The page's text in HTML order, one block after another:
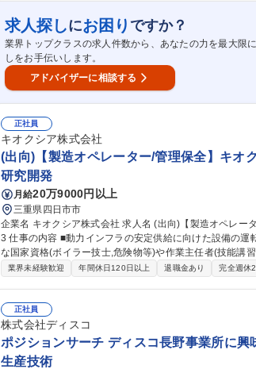
と伴走指導を実施。 ■ 監視・情報共有：モニタリングで
進。 募集職種 K2654横浜【サプライヤー品質管理・監
求人探しにお困り ですか？
業界トップクラスの求人件数から、あなたの力を最大限
しをお手伝いします。
アドバイザーに相談する
正社員
キオクシア株式会社
(出向)【製造オペレーター/管理保全】キオ
研究開発
月給20万9000円以上
三重県四日市市
企業名 キオクシア株式会社 求人名 (出向)【製造オペレーター/管理保全】キオクシア100％出資/業績好調◎_G260
3 仕事の内容 ■動力インフラの安定供給に向けた設備の運転管理および、メンテナンスを行う業務です。また必要
な国家資格(ボイラー技士,危険物等)や作業主任者(技能講習)資
景】四日市工場は世界でも最大級・最先端の半導体製造
0％出資/業績好調◎_G2603
業界未経験歓迎 年間休日120日以上 退職金あり 完全週休
正社員
株式会社ディスコ
ポジションサーチ ディスコ長野事業所に
生産技術